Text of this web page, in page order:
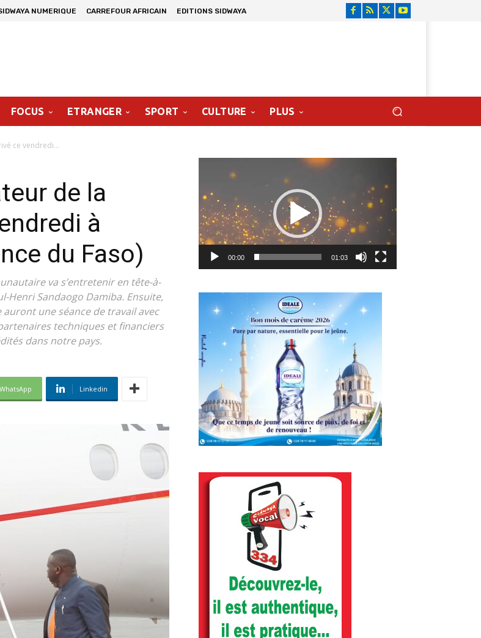
NUMERIQUE CARREFOUR AFRICAIN EDITIONS SIDWAYA
FOCUS ETRANGER SPORT CULTURE PLUS
ce vendredi...
de la
à
du Faso)
va s’entretenir en tête-à-
Henri Sandaogo Damiba. Ensuite,
une séance de travail avec
techniques et financiers
dans notre pays.
WhatsApp Linkedin
00:00 01:03